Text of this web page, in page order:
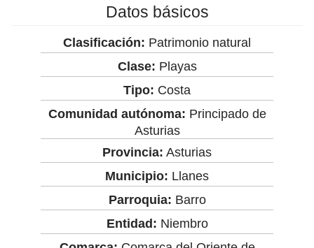
Datos básicos
Clasificación: Patrimonio natural
Clase: Playas
Tipo: Costa
Comunidad autónoma: Principado de
Asturias
Provincia: Asturias
Municipio: Llanes
Parroquia: Barro
Entidad: Niembro